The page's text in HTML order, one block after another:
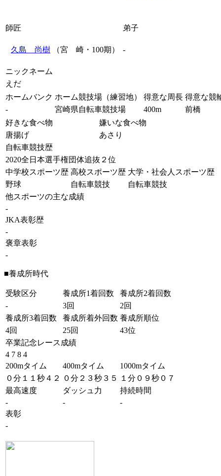
師匠 弟子
久島 尚樹 （宮 崎・100期） -
ニックネーム
えだ
ホームバンク ホーム競技場（練習地） 得意な周長 得意な競
-
宮崎県自転車競技場 400m
前橋
好きな食べ物
嫌いな食べ物
唐揚げ
あさり
自転車競技歴
2020全日本選手権団体追抜２位
中学校スポーツ歴 高校スポーツ歴 大学・社会人スポーツ歴
野球
自転車競技
自転車競技
他スポーツの主な成績
-
JKA表彰歴
-
褒章表彰
-
■養成所時代
受験区分 養成所1着回数
養成所2着回数
-
3回
2回
養成所3着回数
養成所着外回数 養成所順位
4回
25回
43位
卒業記念レース成績
4 7 8 4
200mタイム
400mタイム
1000mタイム
０分１１秒４２
０分２３秒３５
１分０９秒０７
最高速度
ダッシュ力
持続時間
-
-
-
表彰
-